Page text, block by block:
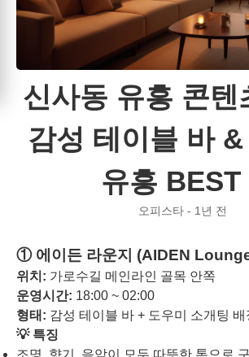
신사동 유흥 콘텐
감성 테이블 바
유흥 BEST
오피스타 - 1년 전
① 에이든 라운지 (AIDEN
위치: 가로수길 메인라인 골목 안쪽
운영시간: 18:00 ~ 02:00
형태: 감성 테이블 바 + 도우미 소개팅 배
💡 특징